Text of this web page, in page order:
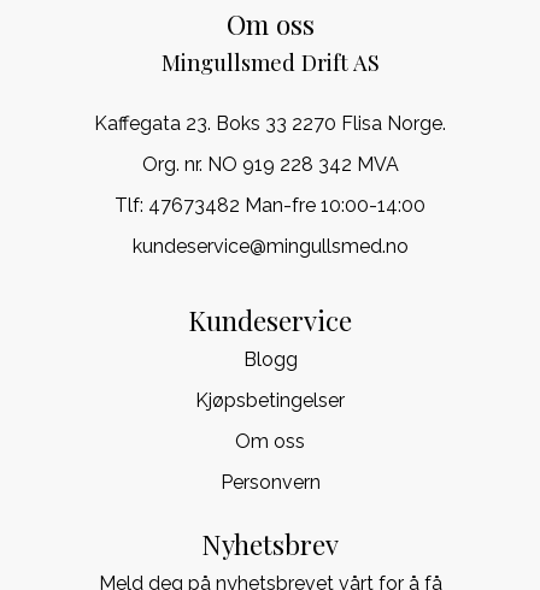
Om oss
Mingullsmed Drift AS
Kaffegata 23. Boks 33 2270 Flisa Norge.
Org. nr. NO 919 228 342 MVA
Tlf: 47673482 Man-fre 10:00-14:00
kundeservice@mingullsmed.no
Kundeservice
Blogg
Kjøpsbetingelser
Om oss
Personvern
Nyhetsbrev
Meld deg på nyhetsbrevet vårt for å få